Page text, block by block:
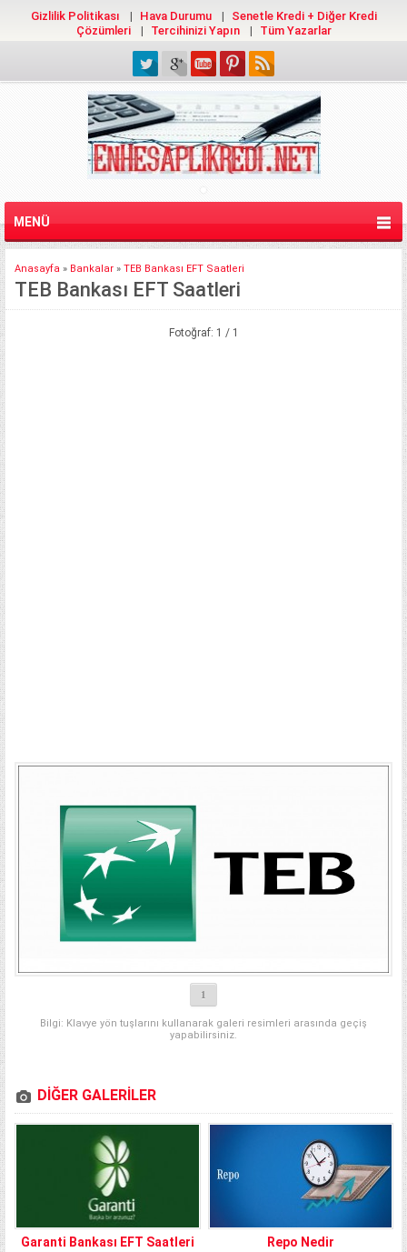
Gizlilik Politikası Hava Durumu
Senetle Kredi + Diğer Kredi
Çözümleri
Tercihinizi Yapın Tüm Yazarlar
MENÜ
Anasayfa » Bankalar » TEB Bankası EFT Saatleri
TEB Bankası EFT Saatleri
Fotoğraf: 1 / 1
1
Bilgi: Klavye yön tuşlarını kullanarak galeri resimleri arasında geçiş
yapabilirsiniz.
DİĞER GALERİLER
Garanti Bankası EFT Saatleri Repo Nedir